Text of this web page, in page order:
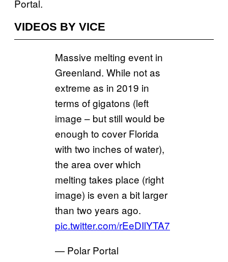
Portal.
VIDEOS BY VICE
Massive melting event in
Greenland. While not as
extreme as in 2019 in
terms of gigatons (left
image – but still would be
enough to cover Florida
with two inches of water),
the area over which
melting takes place (right
image) is even a bit larger
than two years ago.
pic.twitter.com/rEeDIlYTA7
— Polar Portal